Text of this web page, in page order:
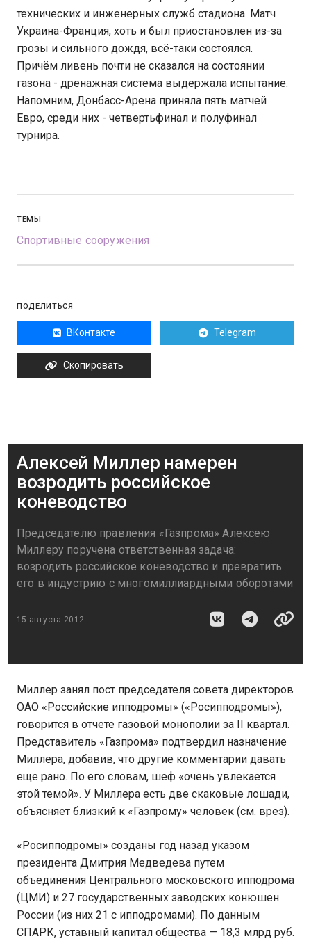
технических и инженерных служб стадиона. Матч
Украина-Франция, хоть и был приостановлен из-за
грозы и сильного дождя, всё-таки состоялся.
Причём ливень почти не сказался на состоянии
газона - дренажная система выдержала испытание.
Напомним, Донбасс-Арена приняла пять матчей
Евро, среди них - четвертьфинал и полуфинал
турнира.
ТЕМЫ
Спортивные сооружения
ПОДЕЛИТЬСЯ
ВКонтакте Telegram
Скопировать
Алексей Миллер намерен
возродить российское
коневодство
Председателю правления «Газпрома» Алексею
Миллеру поручена ответственная задача:
возродить российское коневодство и превратить
его в индустрию с многомиллиардными оборотами
15 августа 2012
Миллер занял пост председателя совета директоров
ОАО «Российские ипподромы» («Росипподромы»),
говорится в отчете газовой монополии за II квартал.
Представитель «Газпрома» подтвердил назначение
Миллера, добавив, что другие комментарии давать
еще рано. По его словам, шеф «очень увлекается
этой темой». У Миллера есть две скаковые лошади,
объясняет близкий к «Газпрому» человек (см. врез).
«Росипподромы» созданы год назад указом
президента Дмитрия Медведева путем
объединения Центрального московского ипподрома
(ЦМИ) и 27 государственных заводских конюшен
России (из них 21 с ипподромами). По данным
СПАРК, уставный капитал общества — 18,3 млрд руб.